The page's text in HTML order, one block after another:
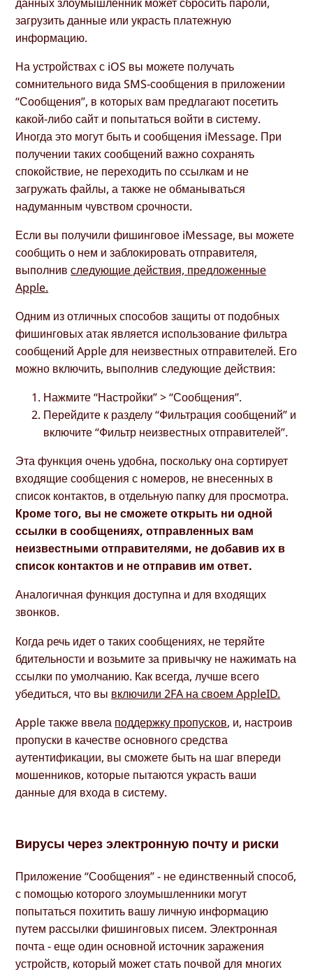
загрузить данные или украсть платежную
информацию.
На устройствах с iOS вы можете получать
сомнительного вида SMS-сообщения в приложении
“Сообщения”, в которых вам предлагают посетить
какой-либо сайт и попытаться войти в систему.
Иногда это могут быть и сообщения iMessage. При
получении таких сообщений важно сохранять
спокойствие, не переходить по ссылкам и не
загружать файлы, а также не обманываться
надуманным чувством срочности.
Если вы получили фишинговое iMessage, вы можете
сообщить о нем и заблокировать отправителя,
выполнивследующие действия, предложенные
Apple.
Одним из отличных способов защиты от подобных
фишинговых атак является использование фильтра
сообщений Apple для неизвестных отправителей. Его
можно включить, выполнив следующие действия:
Нажмите “Настройки” > “Сообщения”.
Перейдите к разделу “Фильтрация сообщений” и
включите “Фильтр неизвестных отправителей”.
Эта функция очень удобна, поскольку она сортирует
входящие сообщения с номеров, не внесенных в
список контактов, в отдельную папку для просмотра.
Кроме того, вы не сможете открыть ни одной
ссылки в сообщениях, отправленных вам
неизвестными отправителями, не добавив их в
список контактов и не отправив им ответ.
Аналогичная функция доступна и для входящих
звонков.
Когда речь идет о таких сообщениях, не теряйте
бдительности и возьмите за привычку не нажимать на
ссылки по умолчанию. Как всегда, лучше всего
убедиться, что вы включили 2FA на своем AppleID.
Apple также ввела поддержку пропусков, и, настроив
пропуски в качестве основного средства
аутентификации, вы сможете быть на шаг впереди
мошенников, которые пытаются украсть ваши
данные для входа в систему.
Вирусы через электронную почту и риски
Приложение “Сообщения” - не единственный способ,
с помощью которого злоумышленники могут
попытаться похитить вашу личную информацию
путем рассылки фишинговых писем. Электронная
почта - еще один основной источник заражения
устройств, который может стать почвой для многих